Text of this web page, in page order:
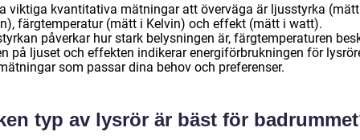
viktiga kvantitativa mätningar att överväga är ljusstyrka
färgtemperatur (mätt i Kelvin) och effekt (mätt i watt).
påverkar hur stark belysningen är, färgtemperaturen
på ljuset och effekten indikerar energiförbrukningen för
som passar dina behov och preferenser.
typ av lysrör är bäst för